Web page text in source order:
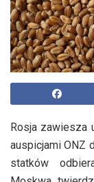
Rosja zawiesza
auspicjami ONZ
statków